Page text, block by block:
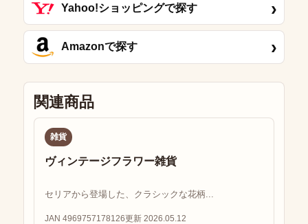
Yahoo!ショッピングで探す ›
Amazonで探す ›
関連商品
雑貨
ヴィンテージフラワー雑貨
セリアから登場した、クラシックな花柄...
JAN 4969757178126更新 2026.05.12